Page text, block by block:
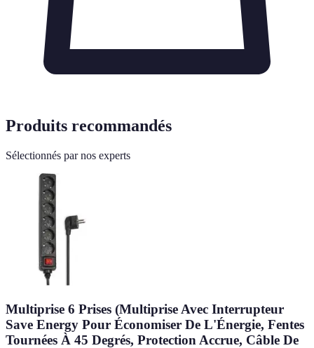
Produits recommandés
Sélectionnés par nos experts
Multiprise 6 Prises (Multiprise Avec Interrupteur
Save Energy Pour Économiser De L'Énergie, Fentes
Tournées À 45 Degrés, Protection Accrue, Câble De